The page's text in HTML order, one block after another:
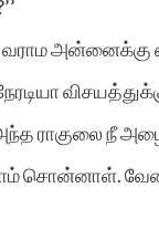
வராம அன்னைக்கு
ராகுலை நீ
சொன்னாள்.